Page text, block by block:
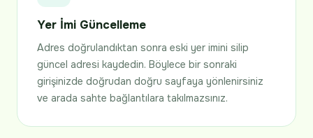
Yer İmi Güncelleme
Adres doğrulandıktan sonra eski yer imini silip
güncel adresi kaydedin. Böylece bir sonraki
girişinizde doğrudan doğru sayfaya yönlenirsiniz
ve arada sahte bağlantılara takılmazsınız.